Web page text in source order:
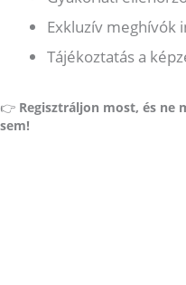
Exkluzív meghívók
Tájékoztatás a
👉 Regisztráljon most, és ne
sem!